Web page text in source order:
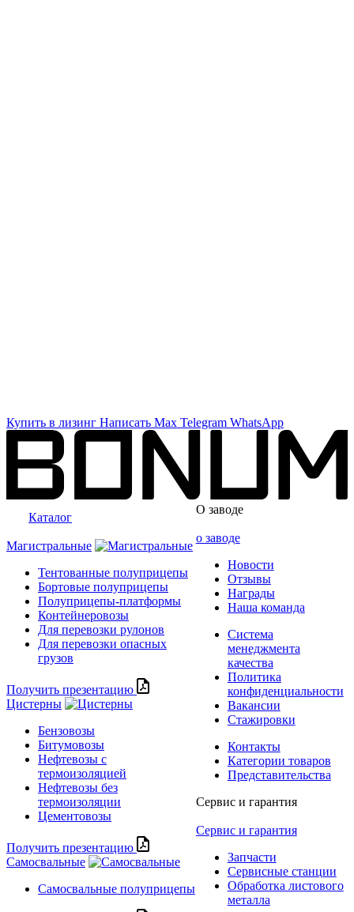
Купить в лизинг Написать Max Telegram WhatsApp
Каталог
Магистральные
Тентованные полуприцепы
Бортовые полуприцепы
Полуприцепы-платформы
Контейнеровозы
Для перевозки рулонов
Для перевозки опасных
грузов
Получить презентацию
Цистерны
Бензовозы
Битумовозы
Нефтевозы с
термоизоляцией
Нефтевозы без
термоизоляции
Цементовозы
Получить презентацию
Самосвальные
Самосвальные полуприцепы
О заводе
о заводе
Новости
Отзывы
Награды
Наша команда
Система
менеджмента
качества
Политика
конфиденциальности
Вакансии
Стажировки
Контакты
Категории товаров
Представительства
Сервис и гарантия
Сервис и гарантия
Запчасти
Сервисные станции
Обработка листового
металла